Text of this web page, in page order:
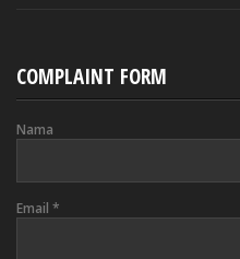
COMPLAINT FORM
Nama
Email *